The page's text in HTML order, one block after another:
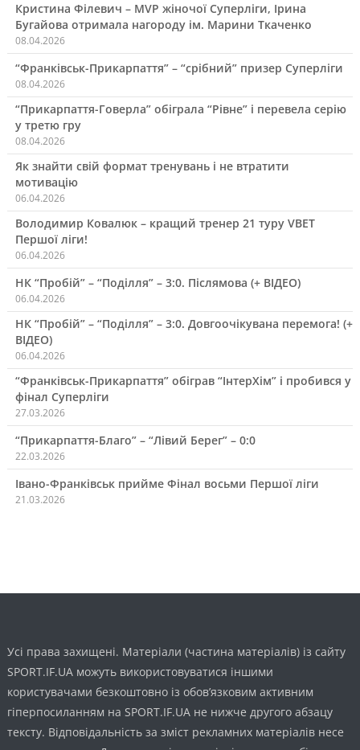
Кристина Філевич – MVP жіночої Суперліги, Ірина
Бугайова отримала нагороду ім. Марини Ткаченко
08.04.2026
“Франківськ-Прикарпаття” – “срібний” призер Суперліги
08.04.2026
“Прикарпаття-Говерла” обіграла “Рівне” і перевела серію
у третю гру
08.04.2026
Як знайти свій формат тренувань і не втратити
мотивацію
06.04.2026
Володимир Ковалюк – кращий тренер 21 туру VBET
Першої ліги!
06.04.2026
НК “Пробій” – “Поділля” – 3:0. Післямова (+ ВІДЕО)
06.04.2026
НК “Пробій” – “Поділля” – 3:0. Довгоочікувана перемога! (+
ВІДЕО)
06.04.2026
“Франківськ-Прикарпаття” обіграв “ІнтерХім” і пробився у
фінал Суперліги
27.03.2026
“Прикарпаття-Благо” – “Лівий Берег” – 0:0
22.03.2026
Івано-Франківськ прийме Фінал восьми Першої ліги
21.03.2026
Усі права захищені. Матеріали (частина матеріалів) із сайту
SPORT.IF.UA можуть використовуватися іншими
користувачами безкоштовно із обов’язковим активним
гіперпосиланням на SPORT.IF.UA не нижче другого абзацу
тексту. Відповідальність за зміст рекламних матеріалів несе